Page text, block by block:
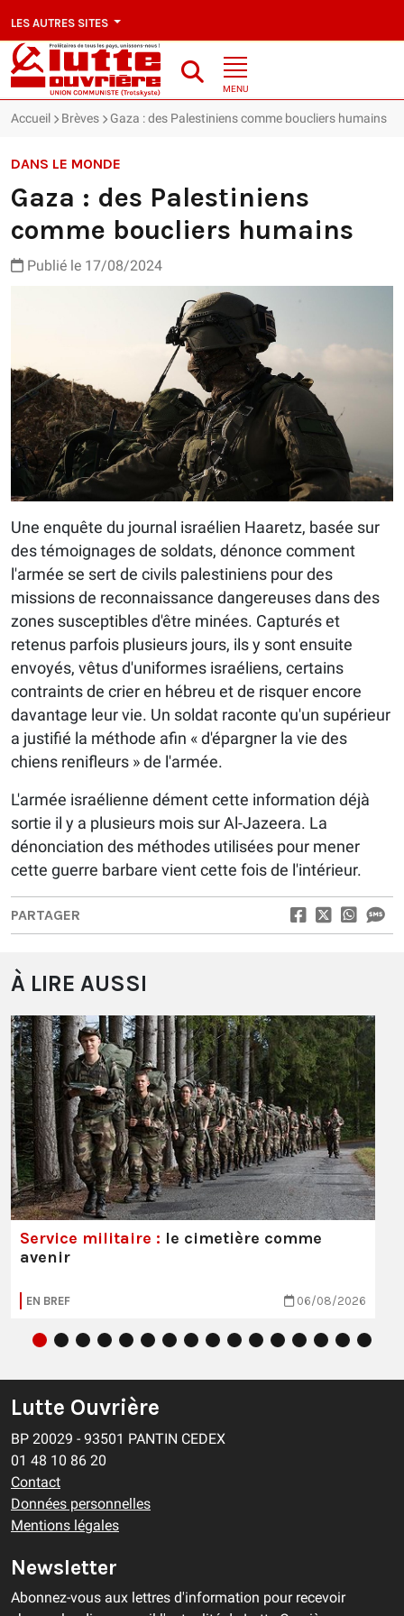
LES AUTRES SITES
MENU
Accueil Brèves Gaza : des Palestiniens comme boucliers humains
DANS LE MONDE
Gaza : des Palestiniens
comme boucliers humains
Publié le 17/08/2024
Une enquête du journal israélien Haaretz, basée sur
des témoignages de soldats, dénonce comment
l'armée se sert de civils palestiniens pour des
missions de reconnaissance dangereuses dans des
zones susceptibles d'être minées. Capturés et
retenus parfois plusieurs jours, ils y sont ensuite
envoyés, vêtus d'uniformes israéliens, certains
contraints de crier en hébreu et de risquer encore
davantage leur vie. Un soldat raconte qu'un supérieur
a justifié la méthode afin « d'épargner la vie des
chiens renifleurs » de l'armée.
L'armée israélienne dément cette information déjà
sortie il y a plusieurs mois sur Al-Jazeera. La
dénonciation des méthodes utilisées pour mener
cette guerre barbare vient cette fois de l'intérieur.
PARTAGER
À LIRE AUSSI
Service militaire : le cimetière comme
avenir
EN BREF 06/08/2026
Lutte Ouvrière
BP 20029 - 93501 PANTIN CEDEX
01 48 10 86 20
Contact
Données personnelles
Mentions légales
Newsletter
Abonnez-vous aux lettres d'information pour recevoir